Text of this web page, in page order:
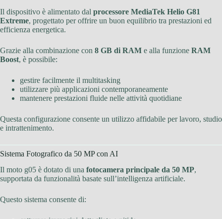
Il dispositivo è alimentato dal processore MediaTek Helio G81
Extreme, progettato per offrire un buon equilibrio tra prestazioni ed
efficienza energetica.
Grazie alla combinazione con 8 GB di RAM e alla funzione RAM
Boost, è possibile:
gestire facilmente il multitasking
utilizzare più applicazioni contemporaneamente
mantenere prestazioni fluide nelle attività quotidiane
Questa configurazione consente un utilizzo affidabile per lavoro, studio
e intrattenimento.
Sistema Fotografico da 50 MP con AI
Il moto g05 è dotato di una fotocamera principale da 50 MP,
supportata da funzionalità basate sull’intelligenza artificiale.
Questo sistema consente di: